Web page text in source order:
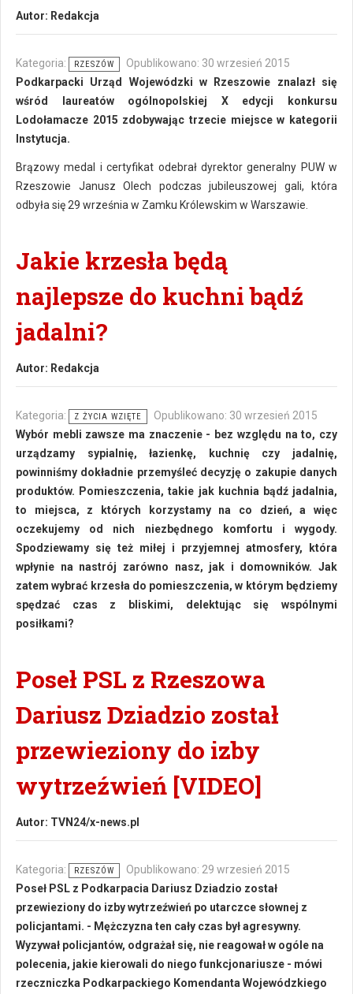
Autor: Redakcja
Kategoria: RZESZÓW
Opublikowano: 30 wrzesień 2015
Podkarpacki Urząd Wojewódzki w Rzeszowie znalazł się
wśród laureatów ogólnopolskiej X edycji konkursu
Lodołamacze 2015 zdobywając trzecie miejsce w kategorii
Instytucja.
Brązowy medal i certyfikat odebrał dyrektor generalny PUW w
Rzeszowie Janusz Olech podczas jubileuszowej gali, która
odbyła się 29 września w Zamku Królewskim w Warszawie.
Jakie krzesła będą
najlepsze do kuchni bądź
jadalni?
Autor: Redakcja
Kategoria: Z ŻYCIA WZIĘTE
Opublikowano: 30 wrzesień 2015
Wybór mebli zawsze ma znaczenie - bez względu na to, czy
urządzamy sypialnię, łazienkę, kuchnię czy jadalnię,
powinniśmy dokładnie przemyśleć decyzję o zakupie danych
produktów. Pomieszczenia, takie jak kuchnia bądź jadalnia,
to miejsca, z których korzystamy na co dzień, a więc
oczekujemy od nich niezbędnego komfortu i wygody.
Spodziewamy się też miłej i przyjemnej atmosfery, która
wpłynie na nastrój zarówno nasz, jak i domowników. Jak
zatem wybrać krzesła do pomieszczenia, w którym będziemy
spędzać czas z bliskimi, delektując się wspólnymi
posiłkami?
Poseł PSL z Rzeszowa
Dariusz Dziadzio został
przewieziony do izby
wytrzeźwień [VIDEO]
Autor: TVN24/x-news.pl
Kategoria: RZESZÓW
Opublikowano: 29 wrzesień 2015
Poseł PSL z Podkarpacia Dariusz Dziadzio został
przewieziony do izby wytrzeźwień po utarczce słownej z
policjantami. - Mężczyzna ten cały czas był agresywny.
Wyzywał policjantów, odgrażał się, nie reagował w ogóle na
polecenia, jakie kierowali do niego funkcjonariusze - mówi
rzeczniczka Podkarpackiego Komendanta Wojewódzkiego